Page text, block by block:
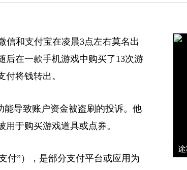
信和支付宝在凌晨3点左右莫名出
后在一款手机游戏中购买了13次游
将钱转出。
导致账户资金被盗刷的投诉。他
于购买游戏道具或点券。
”），是部分支付平台或应用为